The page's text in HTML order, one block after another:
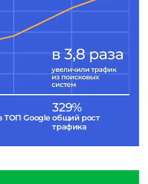
ТОП Google
329%
общий рост
трафика